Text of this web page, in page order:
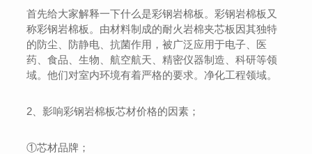
首先给大家解释一下什么是彩钢岩棉板。彩钢岩棉板又
称彩钢岩棉板。由材料制成的耐火岩棉夹芯板因其独特
的防尘、防静电、抗菌作用，被广泛应用于电子、医
药、食品、生物、航空航天、精密仪器制造、科研等领
域。他们对室内环境有着严格的要求。净化工程领域。
2、影响彩钢岩棉板芯材价格的因素；
①芯材品牌；